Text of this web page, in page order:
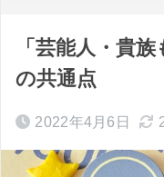
「芸能人・貴
の共通点
2022年4月6日